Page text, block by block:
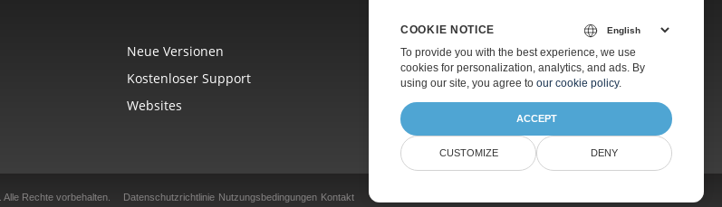
Neue Versionen
Preise
Kostenloser Support
Kostenpflichtiger Support
Websites Über Uns
Alle Rechte vorbehalten. Datenschutzrichtlinie Nutzungsbedingungen Kontakt
COOKIE NOTICE
To provide you with the best experience, we use
cookies for personalization, analytics, and ads. By
using our site, you agree to our cookie policy.
ACCEPT
CUSTOMIZE DENY